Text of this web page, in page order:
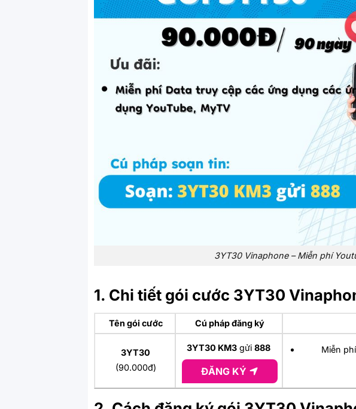
3YT30 Vinaphone – Miễn phí
1. Chi tiết gói cước 3YT30
Tên gói cước Cú pháp đăng ký
3YT30
(90.000đ)
3YT30 KM3 gửi888
ĐĂNG KÝ
Miễn